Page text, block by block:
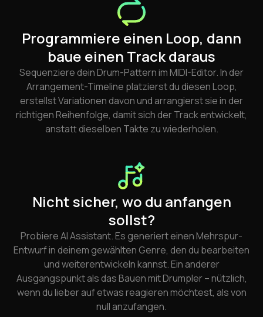
Programmiere einen Loop, dann
baue einen Track daraus
Sequenziere dein Drum-Pattern im MIDI-Editor. In der
Arrangement-Timeline platzierst du diesen Loop,
erstellst Variationen davon und arrangierst sie in der
richtigen Reihenfolge, damit sich der Track entwickelt,
anstatt dieselben Takte zu wiederholen.
Nicht sicher, wo du anfangen
sollst?
Probiere AI Assistant. Es generiert einen Mehrspur-
Entwurf in deinem gewählten Genre, den du bearbeiten
und weiterentwickeln kannst. Ein anderer
Ausgangspunkt als das Bauen mit Drumpler – nützlich,
wenn du lieber auf etwas reagieren möchtest, als von
null anzufangen.